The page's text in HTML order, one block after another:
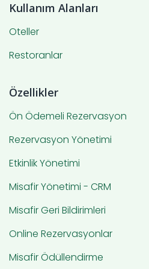
Kullanım Alanları
Oteller
Restoranlar
Özellikler
Ön Ödemeli Rezervasyon
Rezervasyon Yönetimi
Etkinlik Yönetimi
Misafir Yönetimi - CRM
Misafir Geri Bildirimleri
Online Rezervasyonlar
Misafir Ödüllendirme